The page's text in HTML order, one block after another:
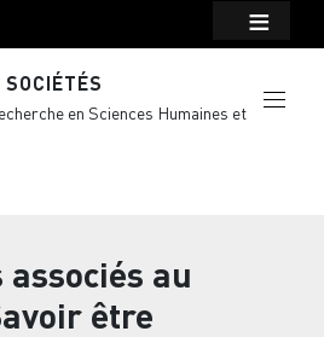
en Sciences Humaines et
associés au
être